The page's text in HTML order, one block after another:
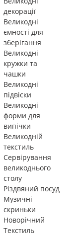
декорації
Великодні
ємності для
зберігання
Великодні
кружки та
чашки
Великодні
підвіски
Великодні
форми для
випічки
Великодній
текстиль
Сервірування
великоднього
столу
Різдвяний посуд
Музичні
скриньки
Новорічний
Текстиль